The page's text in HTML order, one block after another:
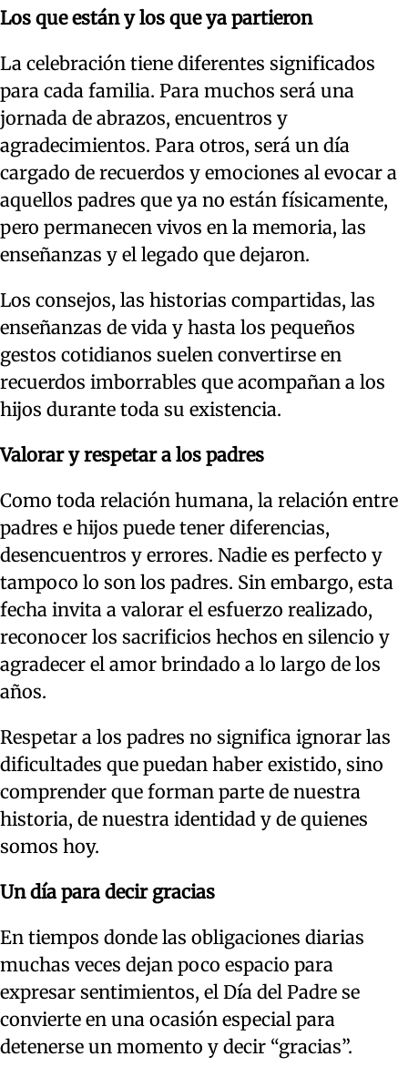
Los que están y los que ya partieron
La celebración tiene diferentes significados
para cada familia. Para muchos será una
jornada de abrazos, encuentros y
agradecimientos. Para otros, será un día
cargado de recuerdos y emociones al evocar a
aquellos padres que ya no están físicamente,
pero permanecen vivos en la memoria, las
enseñanzas y el legado que dejaron.
Los consejos, las historias compartidas, las
enseñanzas de vida y hasta los pequeños
gestos cotidianos suelen convertirse en
recuerdos imborrables que acompañan a los
hijos durante toda su existencia.
Valorar y respetar a los padres
Como toda relación humana, la relación entre
padres e hijos puede tener diferencias,
desencuentros y errores. Nadie es perfecto y
tampoco lo son los padres. Sin embargo, esta
fecha invita a valorar el esfuerzo realizado,
reconocer los sacrificios hechos en silencio y
agradecer el amor brindado a lo largo de los
años.
Respetar a los padres no significa ignorar las
dificultades que puedan haber existido, sino
comprender que forman parte de nuestra
historia, de nuestra identidad y de quienes
somos hoy.
Un día para decir gracias
En tiempos donde las obligaciones diarias
muchas veces dejan poco espacio para
expresar sentimientos, el Día del Padre se
convierte en una ocasión especial para
detenerse un momento y decir “gracias”.